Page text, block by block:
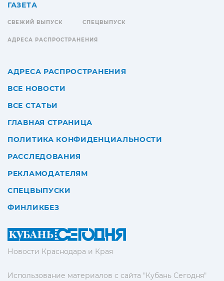
Новости Краснодара и Края
Использование материалов с сайта "Кубань Сегодня"
ГАЗЕТА
СВЕЖИЙ ВЫПУСК СПЕЦВЫПУСК
АДРЕСА РАСПРОСТРАНЕНИЯ
АДРЕСА РАСПРОСТРАНЕНИЯ
ВСЕ НОВОСТИ
ВСЕ СТАТЬИ
ГЛАВНАЯ СТРАНИЦА
ПОЛИТИКА КОНФИДЕНЦИАЛЬНОСТИ
РАССЛЕДОВАНИЯ
РЕКЛАМОДАТЕЛЯМ
СПЕЦВЫПУСКИ
ФИНЛИКБЕЗ